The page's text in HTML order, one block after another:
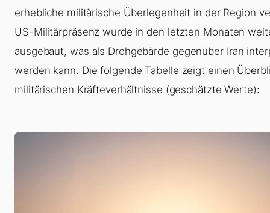
erhebliche militärische Überlegenheit in der Region
US-Militärpräsenz wurde in den letzten Monaten
ausgebaut, was als Drohgebärde gegenüber Iran
werden kann. Die folgende Tabelle zeigt einen
militärischen Kräfteverhältnisse (geschätzte Werte):